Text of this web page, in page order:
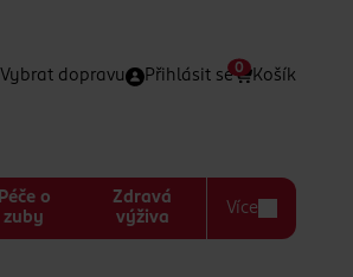
Vybrat dopravu Přihlásit se Košík
0
Péče o
zuby
Zdravá
výživa
Více